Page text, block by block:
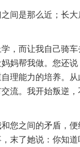
间是那么近；长
，而让我自己骑
妈帮我做。您还
理能力的培养。
流。我开始叛逆
您之间的矛盾，
末了她说：你知